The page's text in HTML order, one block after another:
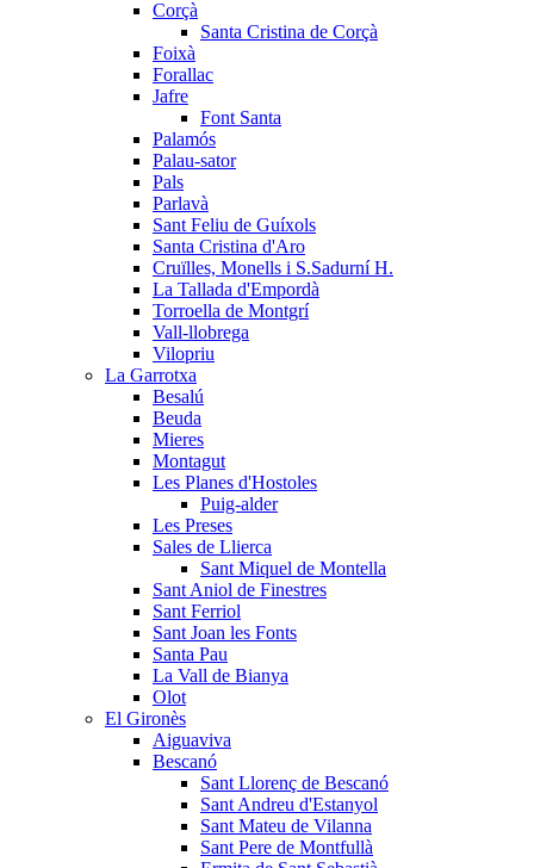
Corçà
Santa Cristina de Corçà
Foixà
Forallac
Jafre
Font Santa
Palamós
Palau-sator
Pals
Parlavà
Sant Feliu de Guíxols
Santa Cristina d'Aro
Cruïlles, Monells i S.Sadurní H.
La Tallada d'Empordà
Torroella de Montgrí
Vall-llobrega
Vilopriu
La Garrotxa
Besalú
Beuda
Mieres
Montagut
Les Planes d'Hostoles
Puig-alder
Les Preses
Sales de Llierca
Sant Miquel de Montella
Sant Aniol de Finestres
Sant Ferriol
Sant Joan les Fonts
Santa Pau
La Vall de Bianya
Olot
El Gironès
Aiguaviva
Bescanó
Sant Llorenç de Bescanó
Sant Andreu d'Estanyol
Sant Mateu de Vilanna
Sant Pere de Montfullà